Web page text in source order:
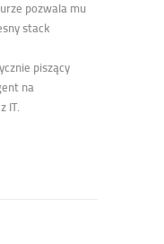
pozwala mu
stack
piszący
na
IT.